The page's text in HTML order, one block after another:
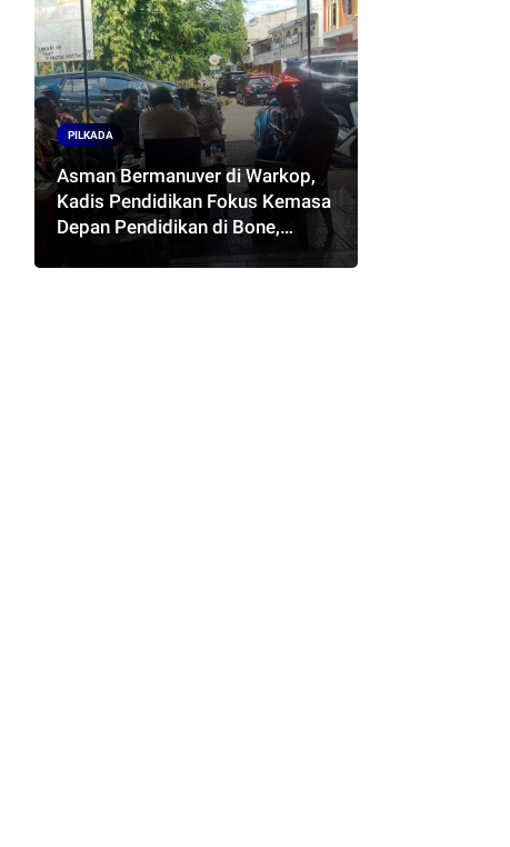
PILKADA
Asman Bermanuver di Warkop,
Kadis Pendidikan Fokus Kemasa
Depan Pendidikan di Bone,
Akankah Terwujud Pasangan